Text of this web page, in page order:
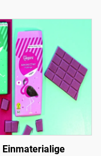
für
und außenliegende
Fahrbahnen
Einmaterialige